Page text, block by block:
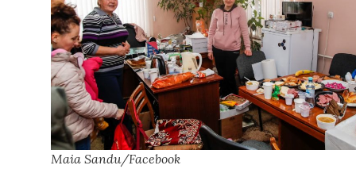
Maia Sandu/Facebook